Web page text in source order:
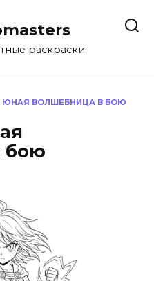
раскраски
ЮНАЯ ВОЛШЕБНИЦА В БОЮ
бою